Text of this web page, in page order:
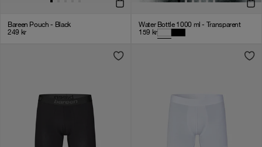
Bareen Pouch - Black
249 kr
Water Bottle 1000 ml - Transparent
159 kr